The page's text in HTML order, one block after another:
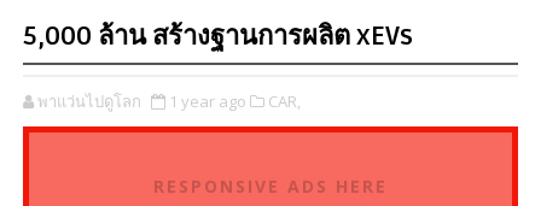
5,000 ล้าน สร้างฐานการผลิต xEVs
พาแว่นไปดูโลก 1 year ago CAR,
RESPONSIVE ADS HERE